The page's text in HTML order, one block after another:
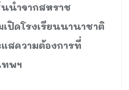
นนำจากสหราช
ปิดโรงเรียนนานาชาติ
สความต้องการที่
ทพฯ